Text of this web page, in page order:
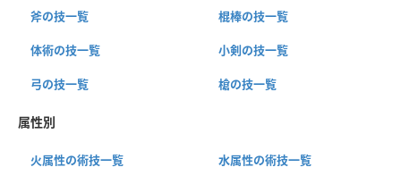
斧の技一覧 棍棒の技一覧
体術の技一覧 小剣の技一覧
弓の技一覧 槍の技一覧
属性別
火属性の術技一覧 水属性の術技一覧